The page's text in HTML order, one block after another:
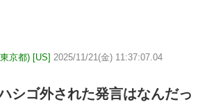
京都) [US] 2025/11/21(金) 11:37:07.04
シゴ外された発言はなんだっ